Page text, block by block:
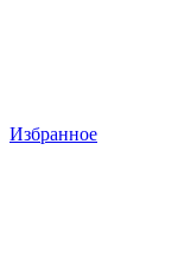
Избранное